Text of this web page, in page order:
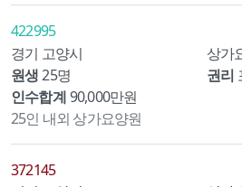
422995
경기 고양시
상가
원생 25명 권리
인수합계90,000만원
25인 내외 상가요양원
372145